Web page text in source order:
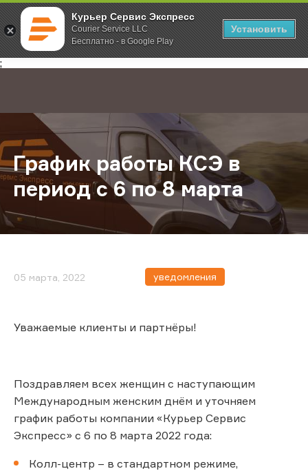
Курьер Сервис Экспресс
Courier Service LLC
Бесплатно - в Google Play
Установить
;
Главная О компании Новости График работы КСЭ в период с 6
График работы КСЭ в
период с 6 по 8 марта
05 марта, 2022 уведомления
Уважаемые клиенты и партнёры!
Поздравляем всех женщин с наступающим
Международным женским днём и уточняем
график работы компании «Курьер Сервис
Экспресс» с 6 по 8 марта 2022 года:
Колл-центр – в стандартном режиме,